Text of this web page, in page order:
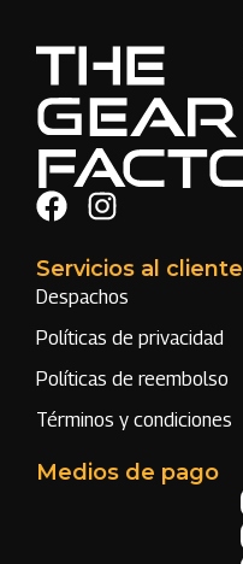
Servicios al cliente
Despachos
Políticas de privacidad
Políticas de reembolso
Términos y condiciones
Medios de pago